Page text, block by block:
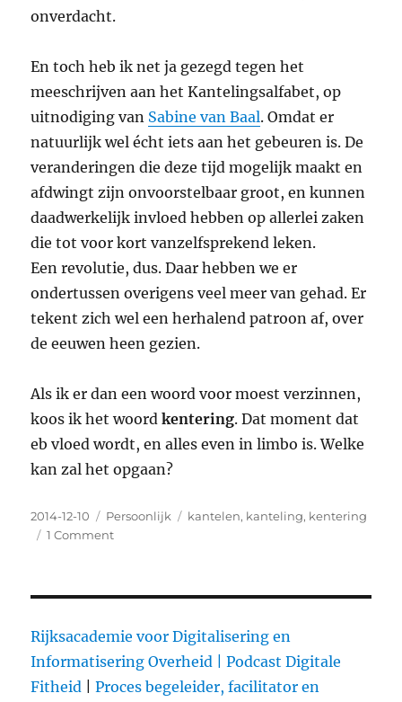
onverdacht.
En toch heb ik net ja gezegd tegen het
meeschrijven aan het Kantelingsalfabet, op
uitnodiging van Sabine van Baal. Omdat er
natuurlijk wel écht iets aan het gebeuren is. De
veranderingen die deze tijd mogelijk maakt en
afdwingt zijn onvoorstelbaar groot, en kunnen
daadwerkelijk invloed hebben op allerlei zaken
die tot voor kort vanzelfsprekend leken.
Een revolutie, dus. Daar hebben we er
ondertussen overigens veel meer van gehad. Er
tekent zich wel een herhalend patroon af, over
de eeuwen heen gezien.
Als ik er dan een woord voor moest verzinnen,
koos ik het woordkentering. Dat moment dat
eb vloed wordt, en alles even in limbo is. Welke
kan zal het opgaan?
Posted
on
2014-12-10 Categories
Persoonlijk Tags
kantelen, kanteling, kentering
1 Comment
jeuk,
Rijksacademie voor Digitalisering en
Informatisering Overheid |
Podcast Digitale
Fitheid |Proces begeleider, facilitator en